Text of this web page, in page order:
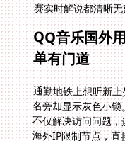
赛实时解说都清晰无
QQ音乐国外
单有门道
通勤地铁上想听新
名旁却显示灰色小锁